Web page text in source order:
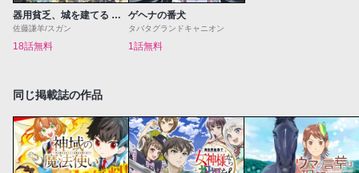
器用貧乏、城を建てる ～開拓学園の劣等生なのに、上級職のスキルと魔法がすべて使えます～@COMIC
佐藤謙羊/スガン
18話無料
ゲヘナの番犬
タバタグランドキャニオン
1話無料
同じ掲載誌の作品